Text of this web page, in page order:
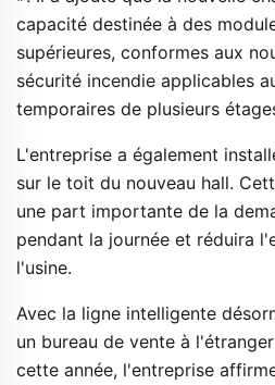
capacité destinée à des
supérieures, conformes aux
sécurité incendie applicables
temporaires de plusieurs
L'entreprise a également
sur le toit du nouveau hall.
une part importante de la
pendant la journée et réduira
l'usine.
Avec la ligne intelligente
un bureau de vente à
cette année, l'entreprise